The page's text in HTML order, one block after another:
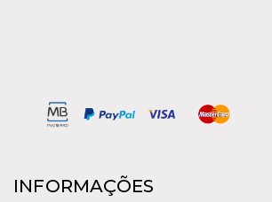
INFORMAÇÕES